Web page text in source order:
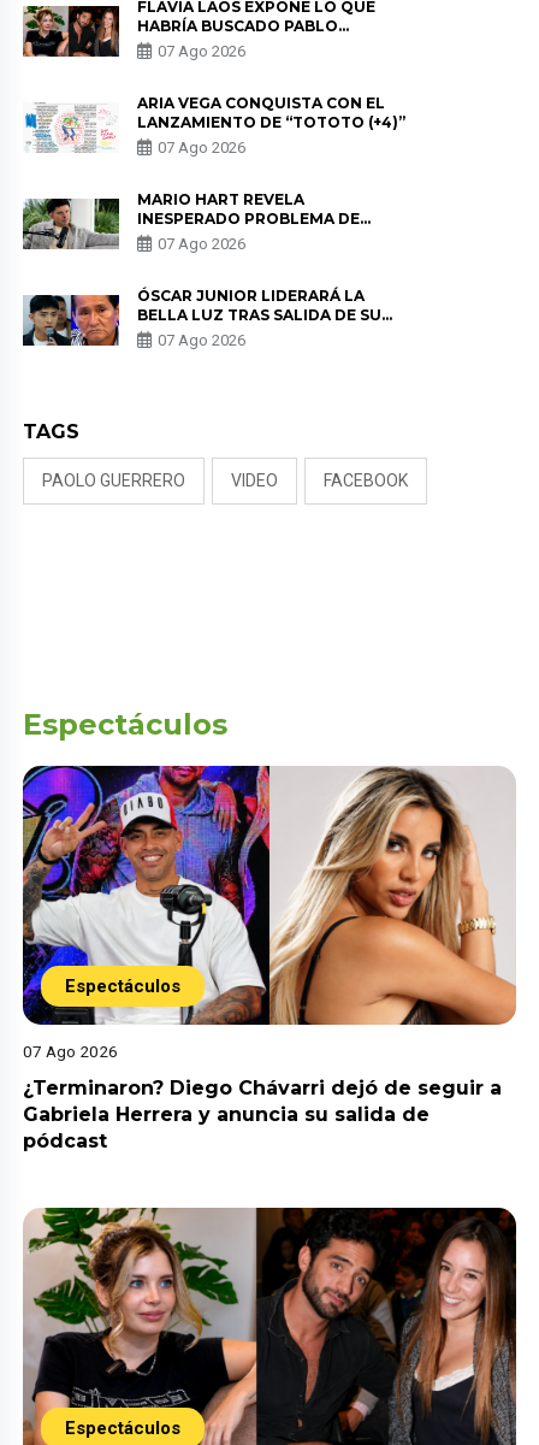
FLAVIA LAOS EXPONE LO QUE
HABRÍA BUSCADO PABLO
HEREDIA CON ALE FULLER: “UNA
DE LAS PARTES QUERÍA EL
07 Ago 2026
ARIA VEGA CONQUISTA CON EL
LANZAMIENTO DE “TOTOTO (+4)”
07 Ago 2026
MARIO HART REVELA
INESPERADO PROBLEMA DE
SALUD ANTES DE SEPARARSE DE
KORINA: “ME ENCONTRARON UN
07 Ago 2026
ÓSCAR JUNIOR LIDERARÁ LA
BELLA LUZ TRAS SALIDA DE SU
PADRE POR POLÉMICA CON
NALDY SALDAÑA
07 Ago 2026
TAGS
PAOLO GUERRERO VIDEO FACEBOOK
Espectáculos
Espectáculos
07 Ago 2026
¿Terminaron? Diego Chávarri dejó de seguir a
Gabriela Herrera y anuncia su salida de
pódcast
Espectáculos